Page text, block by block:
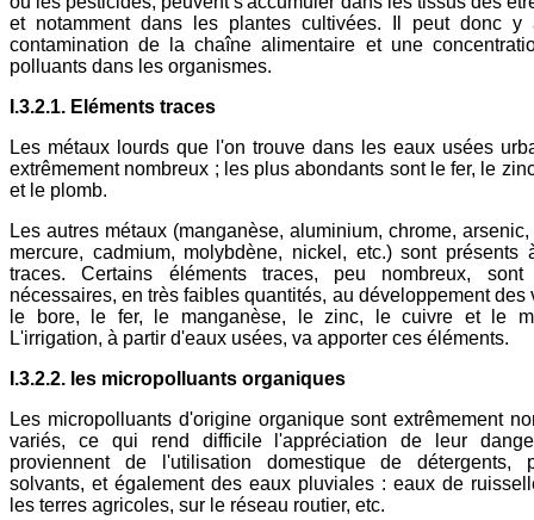
et notamment dans les plantes cultivées. Il peut donc y
contamination de la chaîne alimentaire et une
polluants dans les organismes.
I.3.2.1. Eléments traces
Les métaux lourds que l'on trouve dans les eaux usées
extrêmement nombreux ; les plus abondants sont le fer, le
et le plomb.
Les autres métaux (manganèse, aluminium, chrome,
mercure, cadmium, molybdène, nickel, etc.) sont présents
traces. Certains éléments traces, peu nombreux, sont
nécessaires, en très faibles quantités, au développement des
le bore, le fer, le manganèse, le zinc, le cuivre et le
L'irrigation, à partir d'eaux usées, va apporter ces éléments.
I.3.2.2. les micropolluants organiques
Les micropolluants d'origine organique sont extrêmement
variés, ce qui rend difficile l'appréciation de leur
proviennent de l'utilisation domestique de détergents,
solvants, et également des eaux pluviales : eaux de
les terres agricoles, sur le réseau routier, etc.